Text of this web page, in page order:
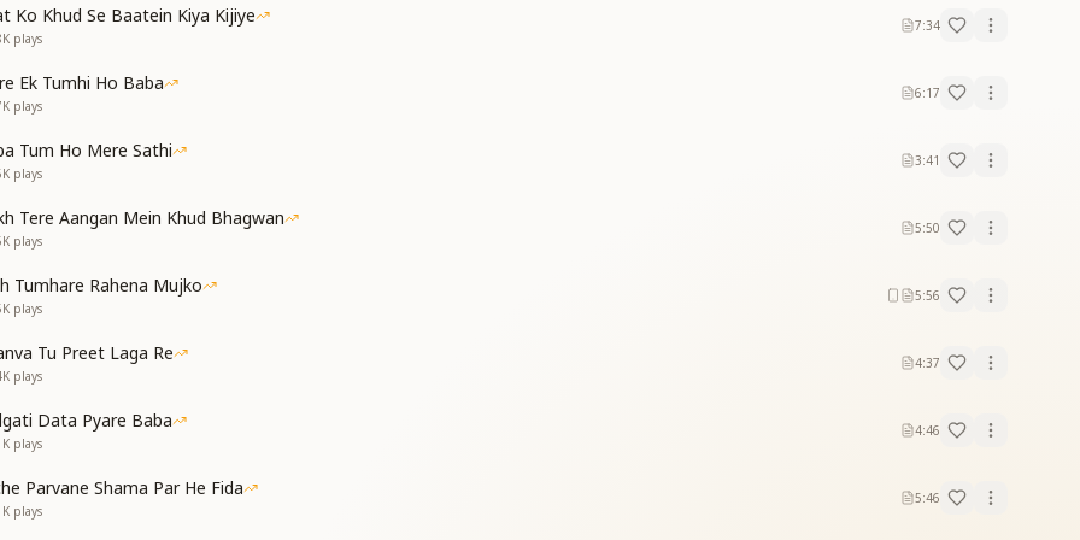
नाम निशान
होता आभास
जनम की प्यास
there’s no trace of waste or sorrow
the eyes, and smiles glow on the face
face
the presence of our soul-form
the thirst of many births was quenched
births was quenched
शक्ति को बढ़ाया है
प्रभु का पाया है
मन में विश्वास
Ko Khud Se Baatein Kiya Kijiye
plays
7:34
Ek Tumhi Ho Baba
plays
6:17
Tum Ho Mere Sathi
plays
3:41
Tere Aangan Mein Khud Bhagwan
plays
5:50
Tumhare Rahena Mujko
plays
5:56
Tu Preet Laga Re
plays
4:37
Data Pyare Baba
plays
4:46
Parvane Shama Par He Fida
plays
5:46